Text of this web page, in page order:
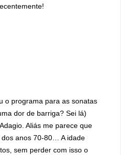
o programa para as sonatas
dor de barriga? Sei lá)
Aliás me parece que
anos 70-80… A idade
sem perder com isso o